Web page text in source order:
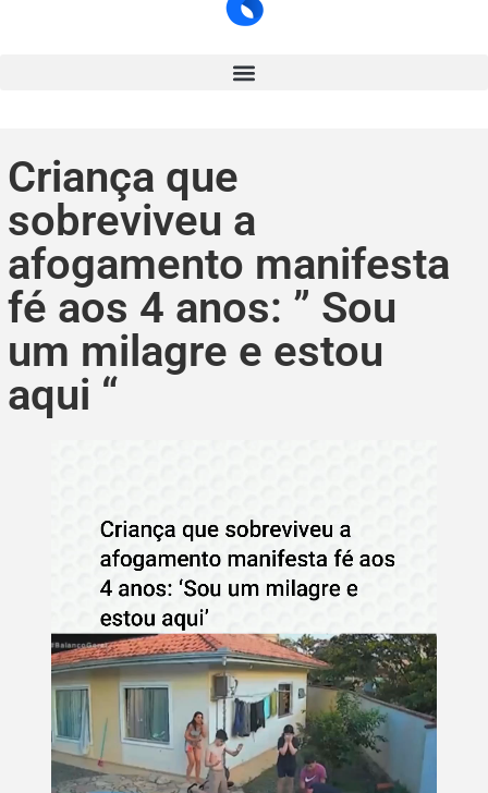
Criança que
sobreviveu a
afogamento manifesta
fé aos 4 anos: ” Sou
um milagre e estou
aqui “